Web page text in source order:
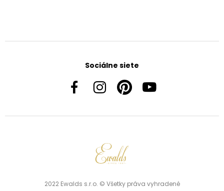
Sociálne siete
2022 Ewalds s.r.o. © Všetky práva vyhradené